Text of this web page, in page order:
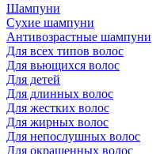
Шампуни
Сухие шампуни
Антивозрастные шампуни
Для всех типов волос
Для вьющихся волос
Для детей
Для длинных волос
Для жестких волос
Для жирных волос
Для непослушных волос
Для окрашенных волос